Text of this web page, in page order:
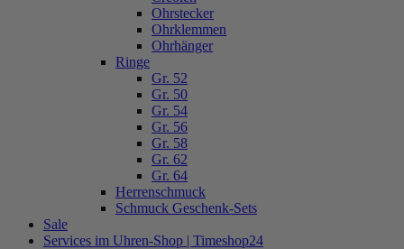
Ohrstecker
Ohrklemmen
Ohrhänger
Ringe
Gr. 52
Gr. 50
Gr. 54
Gr. 56
Gr. 58
Gr. 62
Gr. 64
Herrenschmuck
Schmuck Geschenk-Sets
Sale
Services im Uhren-Shop | Timeshop24